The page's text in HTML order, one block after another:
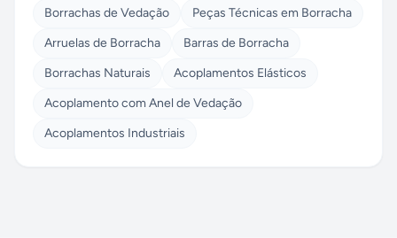
Borrachas de Vedação
Peças Técnicas em Borracha
Arruelas de Borracha
Barras de Borracha
Borrachas Naturais
Acoplamentos Elásticos
Acoplamento com Anel de Vedação
Acoplamentos Industriais